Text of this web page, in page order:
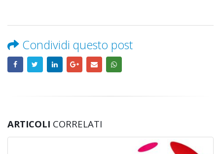
Condividi questo post
ARTICOLI CORRELATI